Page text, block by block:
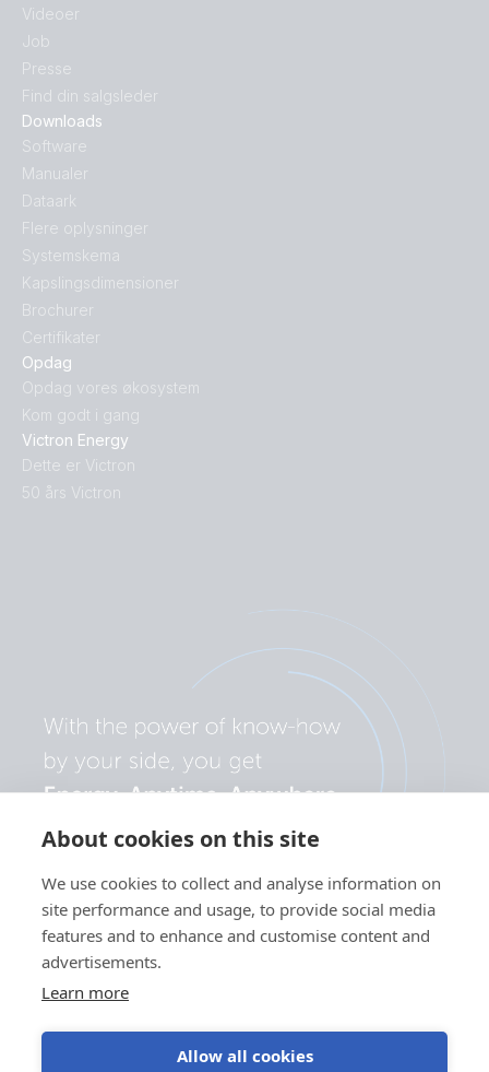
About cookies on this site
We use cookies to collect and analyse information on
site performance and usage, to provide social media
features and to enhance and customise content and
advertisements.
Learn more
Allow all cookies
Opdag
Opdag vores økosystem
Kom godt i gang
Victron Energy
Dette er Victron
50 års Victron
Downloads
Software
Manualer
Dataark
Flere oplysninger
Systemskema
Kapslingsdimensioner
Brochurer
Certifikater
Videoer
Job
Presse
Find din salgsleder